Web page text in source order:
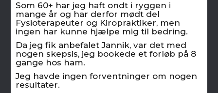
Som 60+ har jeg haft ondt i ryggen i
mange år og har derfor mødt del
Fysioterapeuter og Kiropraktiker, men
ingen har kunne hjælpe mig til bedring.
Da jeg fik anbefalet Jannik, var det med
nogen skepsis, jeg bookede et forløb på 8
gange hos ham.
Jeg havde ingen forventninger om nogen
resultater.